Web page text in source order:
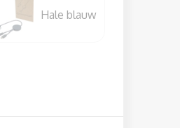
Hale blauw